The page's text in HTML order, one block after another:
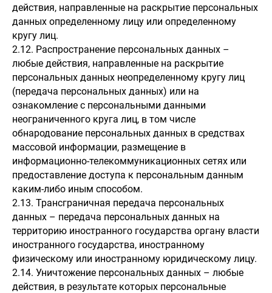
действия, направленные на раскрытие персональных
данных определенному лицу или определенному
кругу лиц.
2.12. Распространение персональных данных –
любые действия, направленные на раскрытие
персональных данных неопределенному кругу лиц
(передача персональных данных) или на
ознакомление с персональными данными
неограниченного круга лиц, в том числе
обнародование персональных данных в средствах
массовой информации, размещение в
информационно-телекоммуникационных сетях или
предоставление доступа к персональным данным
каким-либо иным способом.
2.13. Трансграничная передача персональных
данных – передача персональных данных на
территорию иностранного государства органу власти
иностранного государства, иностранному
физическому или иностранному юридическому лицу.
2.14. Уничтожение персональных данных – любые
действия, в результате которых персональные